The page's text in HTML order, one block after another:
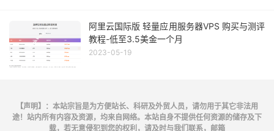
阿里云国际版 轻量应用服务器VPS 购买与测评
教程-低至3.5美金一个月
2023-05-19
【声明】：本站宗旨是为方便站长、科研及外贸人员，请勿用于其它非法用
途！站内所有内容及资源，均来自网络。本站自身不提供任何资源的储存及下
载，若无意侵犯到您的权利，请及时与我们联系，邮箱